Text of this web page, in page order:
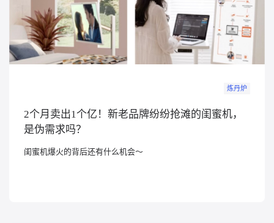
炼丹炉
2个月卖出1个亿！新老品牌纷纷抢滩的闺蜜机，
是伪需求吗？
闺蜜机爆火的背后还有什么机会～